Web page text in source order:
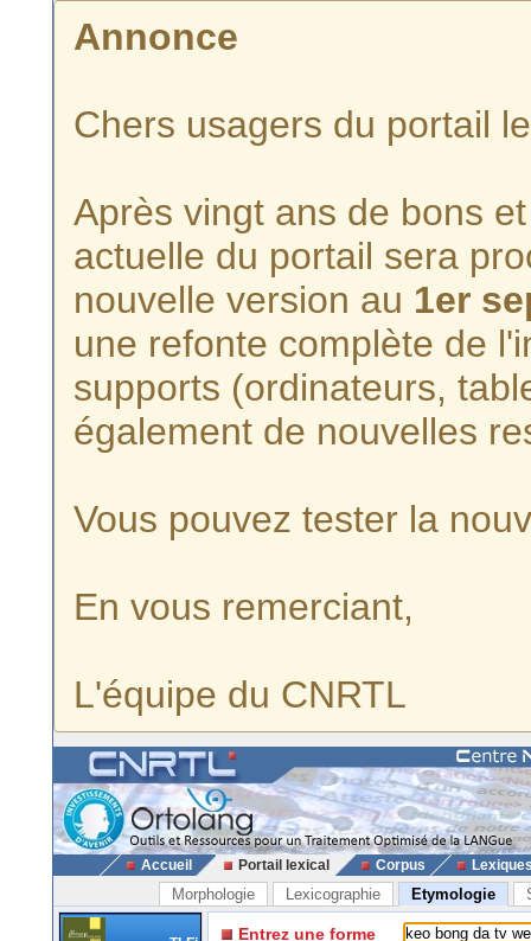
Annonce
Chers usagers du portail
Après vingt ans de bons
actuelle du portail sera
nouvelle version au 1er
une refonte complète de
supports (ordinateurs,
également de nouvelles
Vous pouvez tester la
En vous remerciant,
L'équipe du CNRTL
Accueil Portail lexical Corpus
Morphologie Lexicographie Etymologie
Entrez une forme